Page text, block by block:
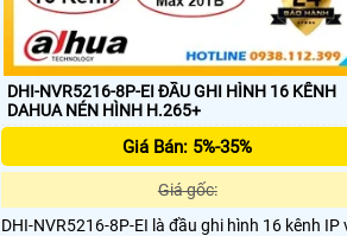
DHI-NVR5216-8P-EI ĐẦU GHI HÌNH 16 KÊNH
DAHUA NÉN HÌNH H.265+
Giá Bán: 5%-35%
Giá gốc:
DHI-NVR5216-8P-EI là đầu ghi hình 16 kênh IP